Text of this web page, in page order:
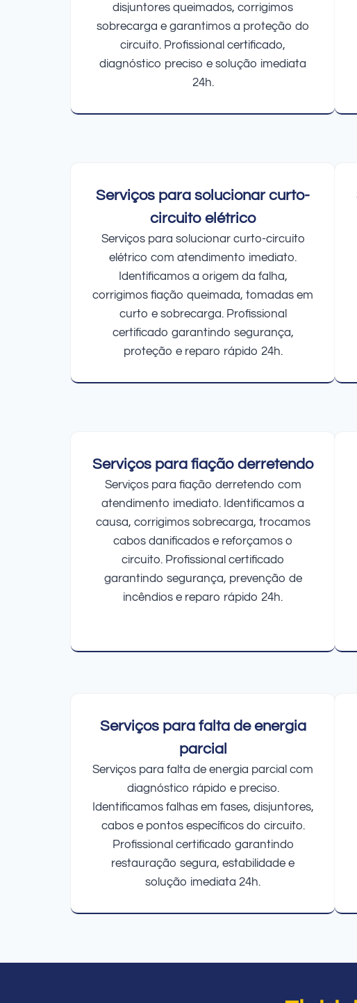
disjuntores queimados, corrigimos
sobrecarga e garantimos a proteção do
circuito. Profissional certificado,
diagnóstico preciso e solução imediata
24h.
Serviços para solucionar curto-
circuito elétrico
Serviços para solucionar curto-circuito
elétrico com atendimento imediato.
Identificamos a origem da falha,
corrigimos fiação queimada, tomadas em
curto e sobrecarga. Profissional
certificado garantindo segurança,
proteção e reparo rápido 24h.
Serviços para fiação derretendo
Serviços para fiação derretendo com
atendimento imediato. Identificamos a
causa, corrigimos sobrecarga, trocamos
cabos danificados e reforçamos o
circuito. Profissional certificado
garantindo segurança, prevenção de
incêndios e reparo rápido 24h.
Serviços para falta de energia
parcial
Serviços para falta de energia parcial com
diagnóstico rápido e preciso.
Identificamos falhas em fases, disjuntores,
cabos e pontos específicos do circuito.
Profissional certificado garantindo
restauração segura, estabilidade e
solução imediata 24h.